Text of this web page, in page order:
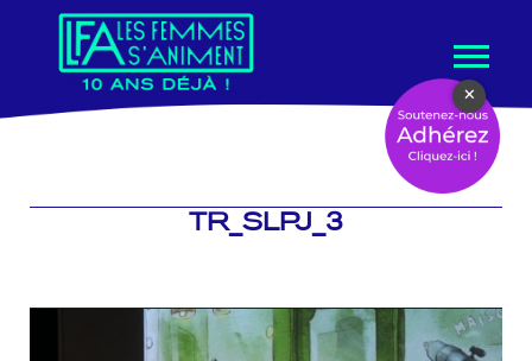
contenu
TR_SLPJ_3
×